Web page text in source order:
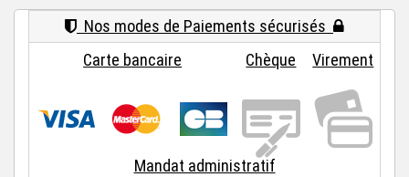
Nos modes de Paiements sécurisés
Carte bancaire
Chèque Virement
Mandat administratif